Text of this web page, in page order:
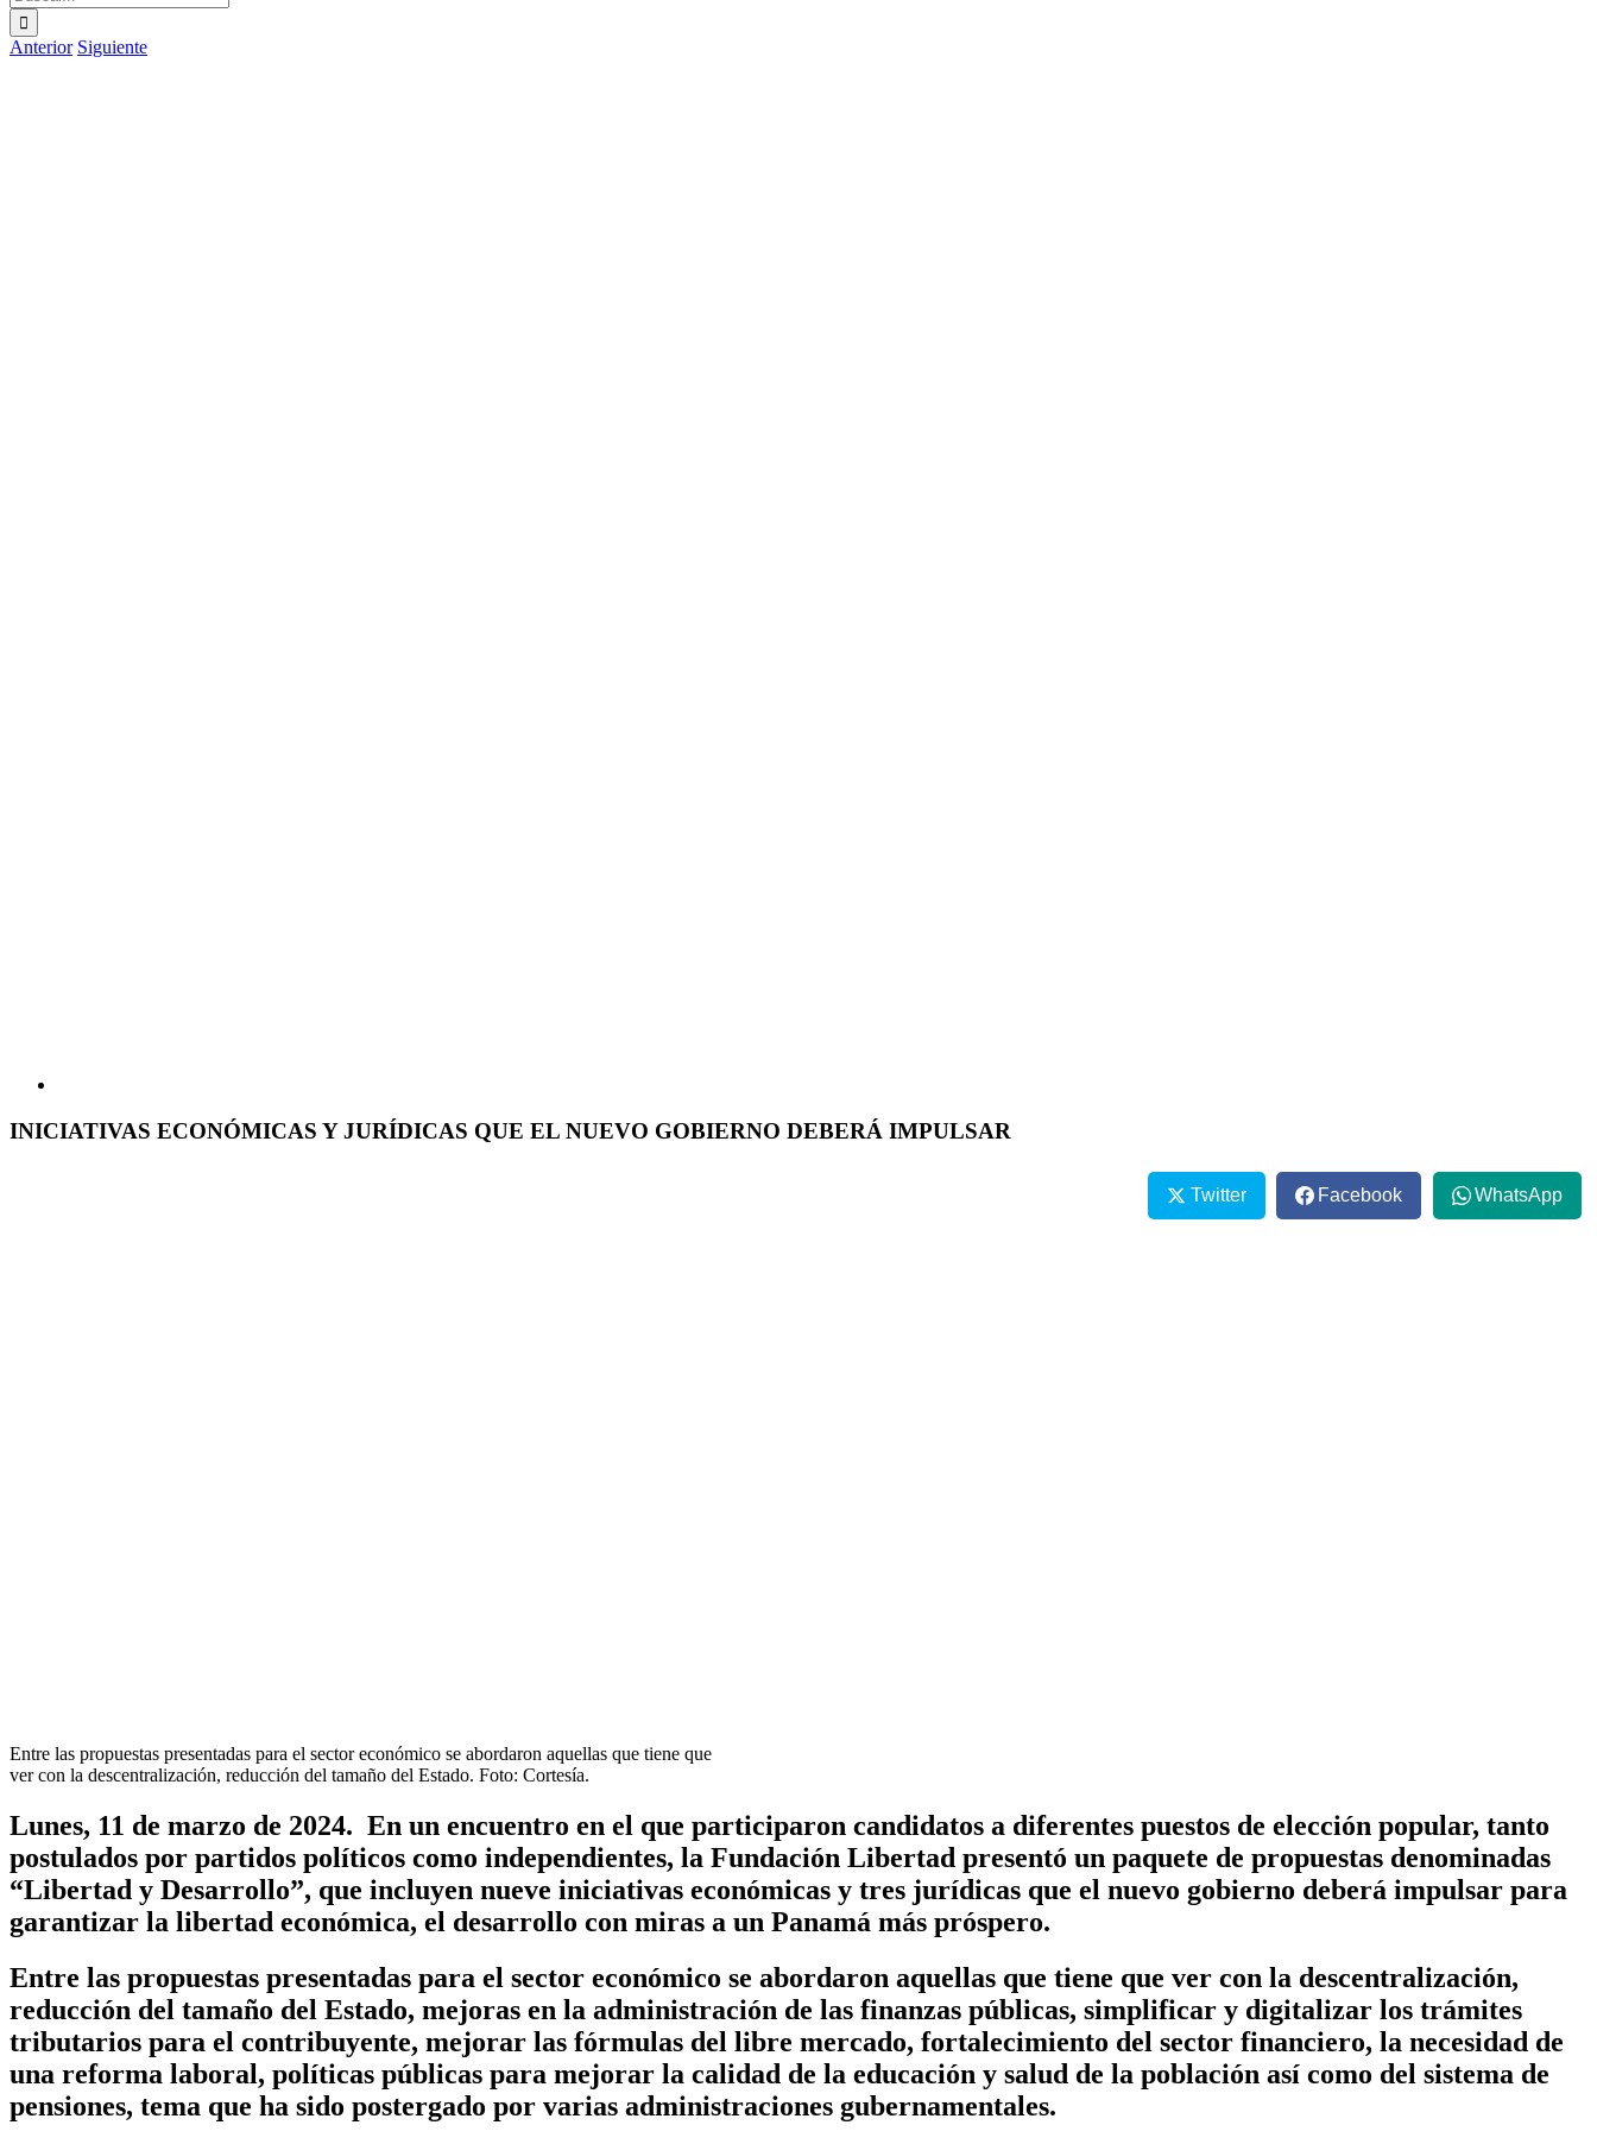
Anterior Siguiente
INICIATIVAS ECONÓMICAS Y JURÍDICAS QUE EL NUEVO GOBIERNO DEBERÁ IMPULSAR
Twitter Facebook WhatsApp
Entre las propuestas presentadas para el sector económico se abordaron aquellas que tiene que
ver con la descentralización, reducción del tamaño del Estado. Foto: Cortesía.
Lunes, 11 de marzo de 2024. En un encuentro en el que participaron candidatos a diferentes puestos de elección popular, tanto
postulados por partidos políticos como independientes, la Fundación Libertad presentó un paquete de propuestas denominadas
“Libertad y Desarrollo”, que incluyen nueve iniciativas económicas y tres jurídicas que el nuevo gobierno deberá impulsar para
garantizar la libertad económica, el desarrollo con miras a un Panamá más próspero.
Entre las propuestas presentadas para el sector económico se abordaron aquellas que tiene que ver con la descentralización,
reducción del tamaño del Estado, mejoras en la administración de las finanzas públicas, simplificar y digitalizar los trámites
tributarios para el contribuyente, mejorar las fórmulas del libre mercado, fortalecimiento del sector financiero, la necesidad de
una reforma laboral, políticas públicas para mejorar la calidad de la educación y salud de la población así como del sistema de
pensiones, tema que ha sido postergado por varias administraciones gubernamentales.